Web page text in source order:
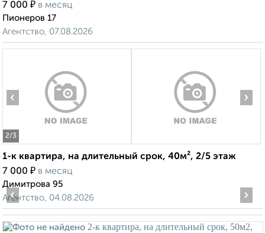
7 000 ₽ в месяц
Пионеров 17
Агентство, 07.08.2026
2/3
‹ ›
1-к квартира, на длительный срок, 40м², 2/5 этаж
7 000 ₽ в месяц
Димитрова 95
Агентство, 04.08.2026
‹ ›